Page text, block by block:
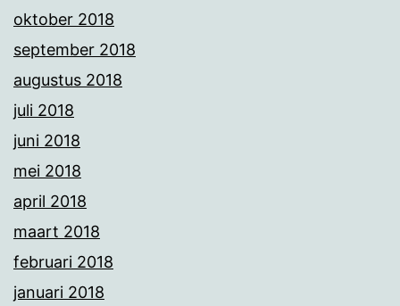
oktober 2018
september 2018
augustus 2018
juli 2018
juni 2018
mei 2018
april 2018
maart 2018
februari 2018
januari 2018